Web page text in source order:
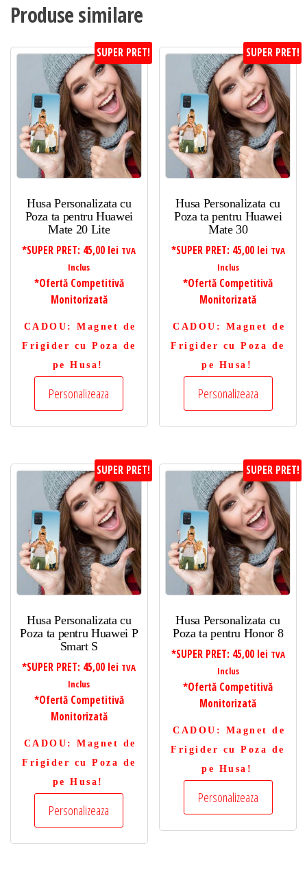
Produse similare
SUPER PRET!
Husa Personalizata cu
Poza ta pentru Huawei
Mate 20 Lite
*SUPER PRET: 45,00 lei TVA
Inclus
*Ofertă Competitivă
Monitorizată
CADOU : Magnet de
Frigider cu Poza de
pe Husa!
Personalizeaza
SUPER PRET!
Husa Personalizata cu
Poza ta pentru Huawei
Mate 30
*SUPER PRET: 45,00 lei TVA
Inclus
*Ofertă Competitivă
Monitorizată
CADOU : Magnet de
Frigider cu Poza de
pe Husa!
Personalizeaza
SUPER PRET!
Husa Personalizata cu
Poza ta pentru Huawei P
Smart S
*SUPER PRET: 45,00 lei TVA
Inclus
*Ofertă Competitivă
Monitorizată
CADOU : Magnet de
Frigider cu Poza de
pe Husa!
Personalizeaza
SUPER PRET!
Husa Personalizata cu
Poza ta pentru Honor 8
*SUPER PRET: 45,00 lei TVA
Inclus
*Ofertă Competitivă
Monitorizată
CADOU : Magnet de
Frigider cu Poza de
pe Husa!
Personalizeaza